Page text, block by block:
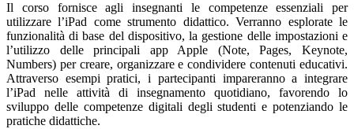
Il corso fornisce agli insegnanti le competenze essenziali per
utilizzare l’iPad come strumento didattico. Verranno esplorate le
funzionalità di base del dispositivo, la gestione delle impostazioni e
l’utilizzo delle principali app Apple (Note, Pages, Keynote,
Numbers) per creare, organizzare e condividere contenuti educativi.
Attraverso esempi pratici, i partecipanti impareranno a integrare
l’iPad nelle attività di insegnamento quotidiano, favorendo lo
sviluppo delle competenze digitali degli studenti e potenziando le
pratiche didattiche.